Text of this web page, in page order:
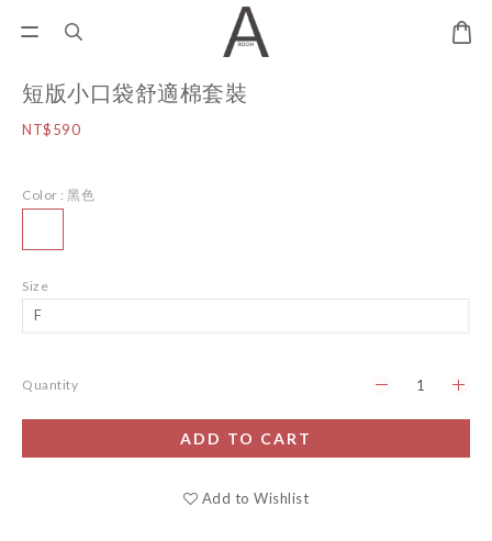
短版小口袋舒適棉套裝
NT$590
Color : 黑色
Size
Quantity
ADD TO CART
Add to Wishlist